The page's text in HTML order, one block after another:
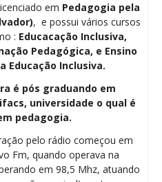
em Pedagogia pela
, e possui vários cursos
: Educacação Inclusiva,
Pedagógica, e Ensino
Educação Inclusiva.
é pós graduando em
universidade o qual é
pedagogia.
pelo rádio começou em
Fm, quando operava na
em 98,5 Mhz, atuando